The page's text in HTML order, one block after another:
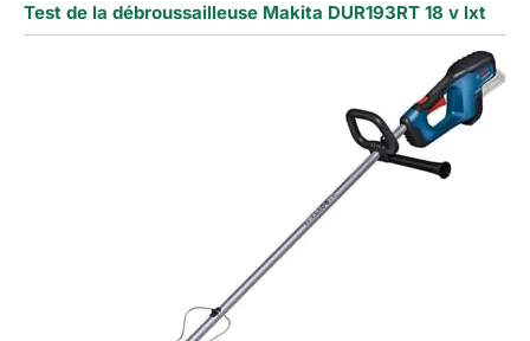
Test de la débroussailleuse Makita DUR193RT 18 v lxt